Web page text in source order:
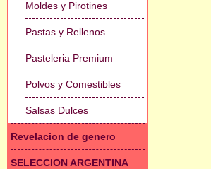
Moldes y Pirotines
Pastas y Rellenos
Pasteleria Premium
Polvos y Comestibles
Salsas Dulces
Revelacion de genero
SELECCION ARGENTINA